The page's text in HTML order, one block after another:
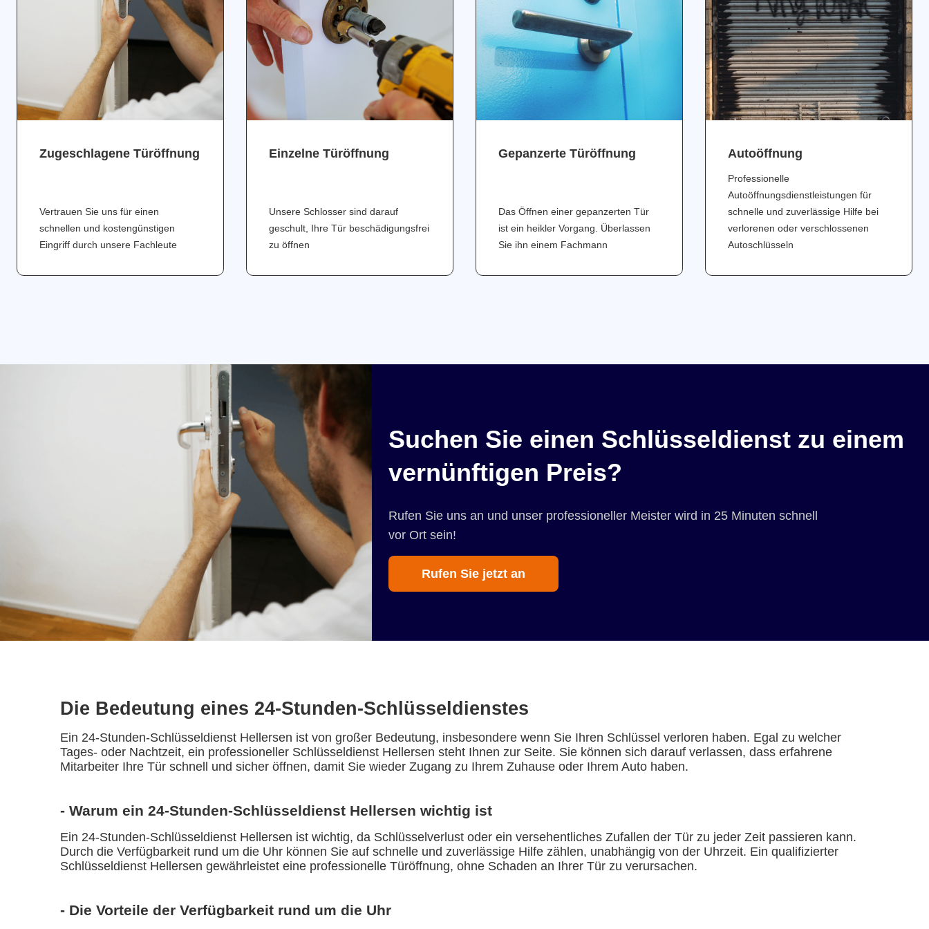
Zugeschlagene Türöffnung
Vertrauen Sie uns für einen
schnellen und kostengünstigen
Eingriff durch unsere Fachleute
Einzelne Türöffnung
Unsere Schlosser sind darauf
geschult, Ihre Tür beschädigungsfrei
zu öffnen
Gepanzerte Türöffnung
Das Öffnen einer gepanzerten Tür
ist ein heikler Vorgang. Überlassen
Sie ihn einem Fachmann
Аutoöffnung
Professionelle
Autoöffnungsdienstleistungen für
schnelle und zuverlässige Hilfe bei
verlorenen oder verschlossenen
Autoschlüsseln
Suchen Sie einen Schlüsseldienst zu einem
vernünftigen Preis?
Rufen Sie uns an und unser professioneller Meister wird in 25 Minuten schnell
vor Ort sein!
Rufen Sie jetzt an
Die Bedeutung eines 24-Stunden-Schlüsseldienstes
Ein 24-Stunden-Schlüsseldienst Hellersen ist von großer Bedeutung, insbesondere wenn Sie Ihren Schlüssel verloren haben. Egal zu welcher
Tages- oder Nachtzeit, ein professioneller Schlüsseldienst Hellersen steht Ihnen zur Seite. Sie können sich darauf verlassen, dass erfahrene
Mitarbeiter Ihre Tür schnell und sicher öffnen, damit Sie wieder Zugang zu Ihrem Zuhause oder Ihrem Auto haben.
- Warum ein 24-Stunden-Schlüsseldienst Hellersen wichtig ist
Ein 24-Stunden-Schlüsseldienst Hellersen ist wichtig, da Schlüsselverlust oder ein versehentliches Zufallen der Tür zu jeder Zeit passieren kann.
Durch die Verfügbarkeit rund um die Uhr können Sie auf schnelle und zuverlässige Hilfe zählen, unabhängig von der Uhrzeit. Ein qualifizierter
Schlüsseldienst Hellersen gewährleistet eine professionelle Türöffnung, ohne Schaden an Ihrer Tür zu verursachen.
- Die Vorteile der Verfügbarkeit rund um die Uhr